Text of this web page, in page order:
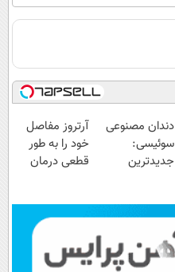
دندان مصنوعی
سوئیسی:
جدیدترین
پرداخت قسطی
آرتروز مفاصل
خود را به طور
قطعی درمان